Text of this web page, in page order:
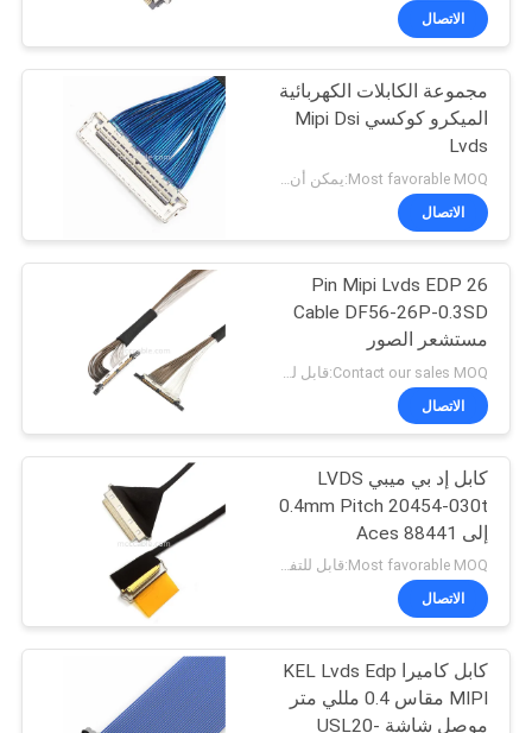
حولنا
جولة
المصنع
مراقبة
الجودة
اتصل
أخبار
القضايا
اطلب
اقتباس
كابل LVDS EDP
77
الجمعية كابل LVDS
157
كابل ميبي
7
الاتصال
مجموعة الكابلات الكهربائية
الميكرو كوكسي Mipi Dsi
Lvds
الاتصال
26 Pin Mipi Lvds EDP
Cable DF56-26P-0.3SD
مستشعر الصور
الاتصال
كابل إد بي ميبي LVDS
0.4mm Pitch 20454-030t
إلى Aces 88441
Most favorable MOQ:قابل للتفاوض
الاتصال
كابل كاميرا KEL Lvds Edp
MIPI مقاس 0.4 مللي متر
موصل شاشة USL20-